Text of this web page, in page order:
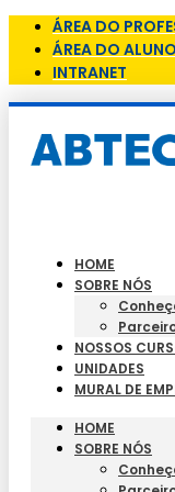
ÁREA DO
ÁREA DO ALUNO
INTRANET
HOME
SOBRE NÓS
NOSSOS
UNIDADES
MURAL DE
HOME
SOBRE NÓS